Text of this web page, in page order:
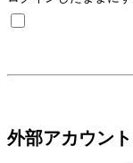
外部アカウン